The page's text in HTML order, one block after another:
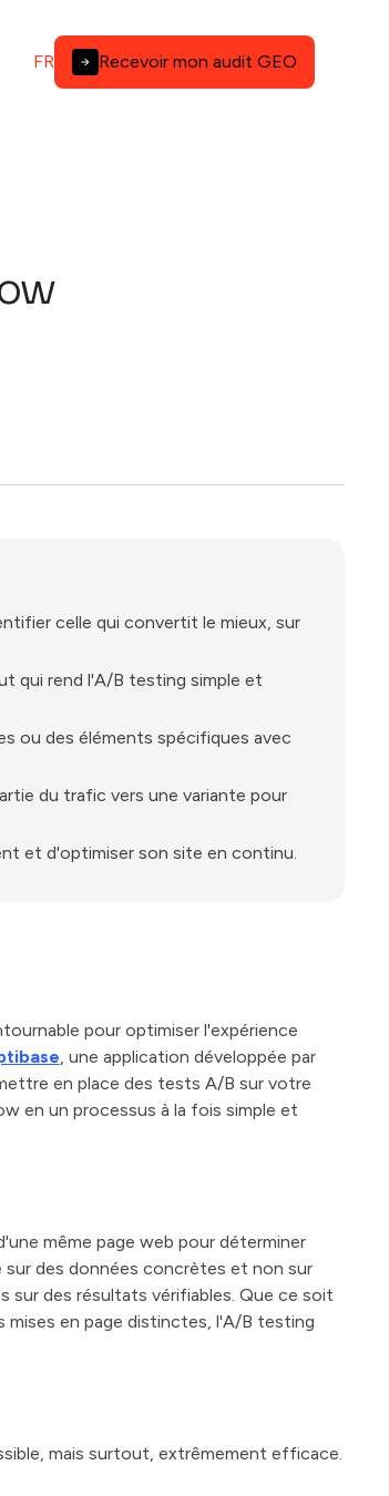
FR Recevoir mon audit GEO
celle qui convertit le mieux, sur
qui rend l'A/B testing simple et
ou des éléments spécifiques avec
du trafic vers une variante pour
et d'optimiser son site en continu.
pour optimiser l'expérience
, une application développée par
en place des tests A/B sur votre
en un processus à la fois simple et
même page web pour déterminer
des données concrètes et non sur
sur des résultats vérifiables. Que ce soit
en page distinctes, l'A/B testing
mais surtout, extrêmement efficace.